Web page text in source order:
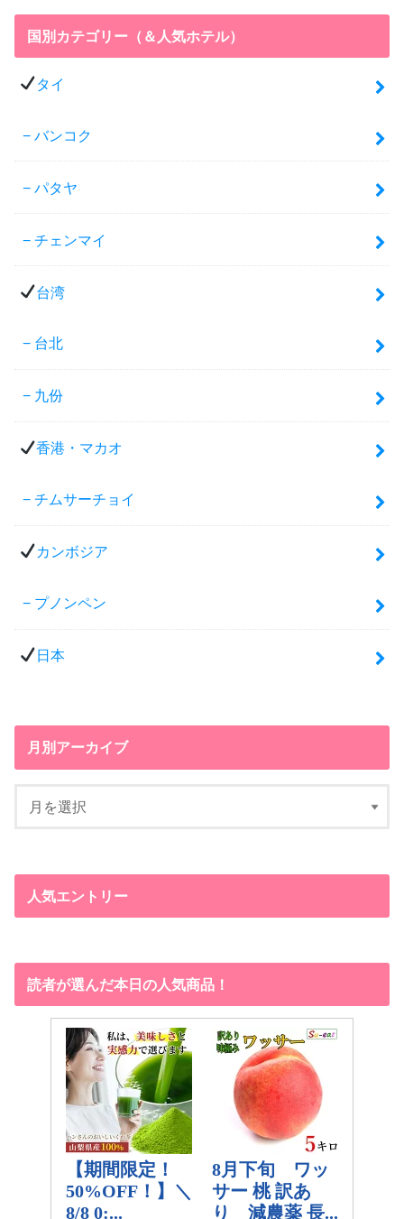
国別カテゴリー（＆人気ホテル）
タイ
バンコク
パタヤ
チェンマイ
台湾
台北
九份
香港・マカオ
チムサーチョイ
カンボジア
プノンペン
日本
月別アーカイブ
人気エントリー
読者が選んだ本日の人気商品！